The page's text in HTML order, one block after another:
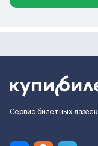
Сервис билетных лазеек